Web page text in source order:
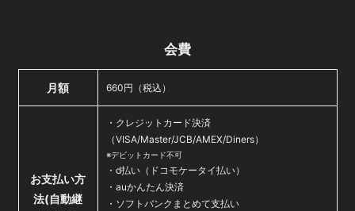
会費
月額 660円（税込）
お支払い方
法(自動継
・クレジットカード決済
（VISA/Master/JCB/AMEX/Diners）
※デビットカード不可
・d払い（ドコモケータイ払い）
・auかんたん決済
・ソフトバンクまとめて支払い